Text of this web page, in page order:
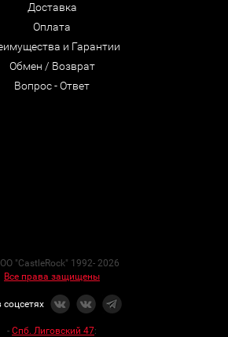
Доставка
Оплата
и Гарантии
Обмен / Возврат
Вопрос - Ответ
"CastleRock" 1992- 2026
Все права защищены
- Спб. Лиговский 47: